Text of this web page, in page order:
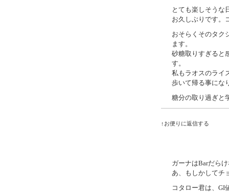
とても楽しそうな
お久しぶりです。
おそらくそのタク
ます。
砂糖取りすぎると
す。
私もラオスのライ
歩いて帰る事にな
糖分の取り過ぎと
↑お便りに返信する
ガーナはBarだら
あ、もしかしてチ
コタロー君は、GI